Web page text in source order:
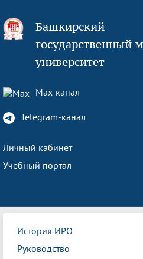
Башкирский
государственный
университет
Max-канал
Telegram-канал
Личный кабинет
Учебный портал
История ИРО
Руководство